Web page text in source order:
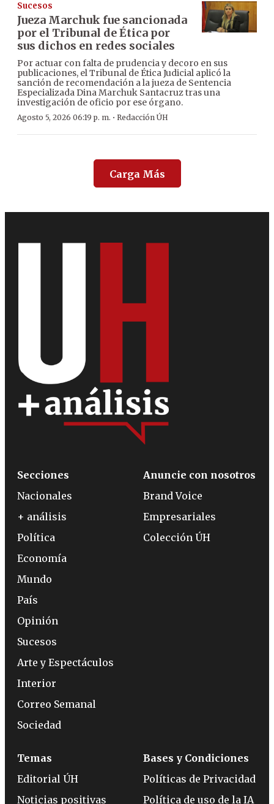
Sucesos
Jueza Marchuk fue sancionada
por el Tribunal de Ética por
sus dichos en redes sociales
Por actuar con falta de prudencia y decoro en sus
publicaciones, el Tribunal de Ética Judicial aplicó la
sanción de recomendación a la jueza de Sentencia
Especializada Dina Marchuk Santacruz tras una
investigación de oficio por ese órgano.
Agosto 5, 2026 06:19 p. m. · Redacción ÚH
Carga Más
Secciones
Nacionales
+ análisis
Política
Economía
Mundo
País
Opinión
Sucesos
Arte y Espectáculos
Interior
Correo Semanal
Sociedad
Anuncie con nosotros
Brand Voice
Empresariales
Colección ÚH
Temas
Editorial ÚH
Noticias positivas
Bases y Condiciones
Políticas de Privacidad
Política de uso de la IA